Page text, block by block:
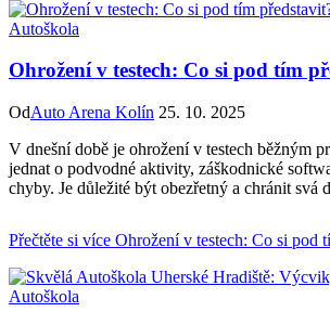
Autoškola
Ohrožení v testech: Co si pod tím
OdAuto Arena Kolín 25. 10. 2025
V dnešní době je ohrožení v testech běžným
jednat o podvodné aktivity, záškodnické
chyby. Je důležité být obezřetný a chránit svá
Přečtěte si více Ohrožení v testech: Co si pod
Autoškola